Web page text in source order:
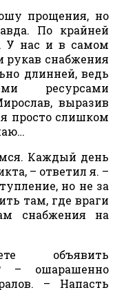
прощения, но
По крайней
У нас и в самом
рукав снабжения
длинней, ведь
ресурсами
выразив
просто слишком
Каждый день
– ответил я. –
но не за
там, где враги
снабжения на
объявить
– ошарашенно
– Напасть